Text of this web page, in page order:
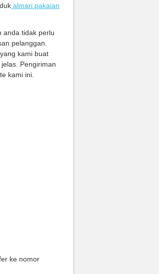
almari pakaian
anda tidak perlu
pelanggan.
kami buat
Pengiriman
kami ini.
ke nomor